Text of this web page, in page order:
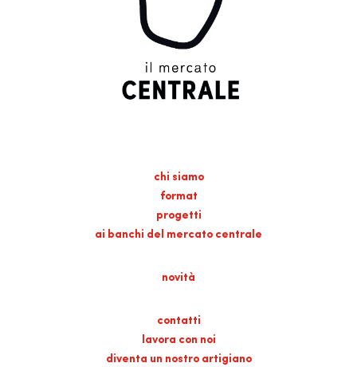
chi siamo
format
progetti
ai banchi del mercato centrale
novità
contatti
lavora con noi
diventa un nostro artigiano